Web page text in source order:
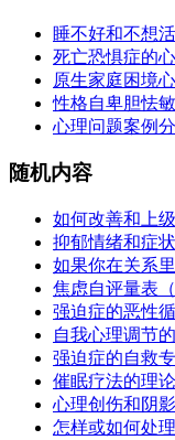
睡不好和不想
死亡恐惧症的
原生家庭困境
性格自卑胆怯
心理问题案例
随机内容
如何改善和上
抑郁情绪和症
如果你在关系
焦虑自评量表（
强迫症的恶性
自我心理调节
强迫症的自救
催眠疗法的理
心理创伤和阴
怎样或如何处